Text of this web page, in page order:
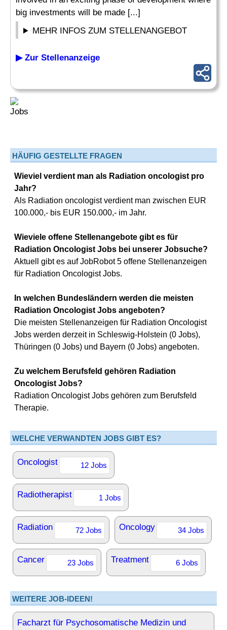
big investments will be made [...]
MEHR INFOS ZUM STELLENANGEBOT
▶ Zur Stellenanzeige
HÄUFIG GESTELLTE FRAGEN
Wieviel verdient man als Radiation oncologist pro
Jahr?
Als Radiation oncologist verdient man zwischen EUR
100.000,- bis EUR 150.000,- im Jahr.
Wieviele offene Stellenangebote gibt es für
Radiation Oncologist Jobs bei unserer Jobsuche?
Aktuell gibt es auf JobRobot 5 offene Stellenanzeigen
für Radiation Oncologist Jobs.
In welchen Bundesländern werden die meisten
Radiation Oncologist Jobs angeboten?
Die meisten Stellenanzeigen für Radiation Oncologist
Jobs werden derzeit in Schleswig-Holstein (0 Jobs),
Thüringen (0 Jobs) und Bayern (0 Jobs) angeboten.
Zu welchem Berufsfeld gehören Radiation
Oncologist Jobs?
Radiation Oncologist Jobs gehören zum Berufsfeld
Therapie.
WELCHE VERWANDTEN JOBS GIBT ES?
Oncologist 12 Jobs
Radiotherapist 1 Jobs
Radiation 72 Jobs Oncology 34 Jobs
Cancer 23 Jobs Treatment 6 Jobs
WEITERE JOB-IDEEN!
Facharzt für Psychosomatische Medizin und